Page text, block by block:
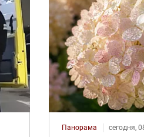
Панорама сегодня,